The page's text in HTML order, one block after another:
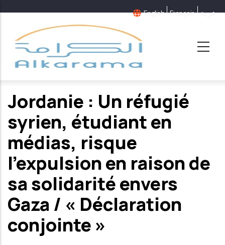
contenu
principal
English Français عربية
Jordanie : Un réfugié
syrien, étudiant en
médias, risque
l'expulsion en raison de
sa solidarité envers
Gaza / « Déclaration
conjointe »